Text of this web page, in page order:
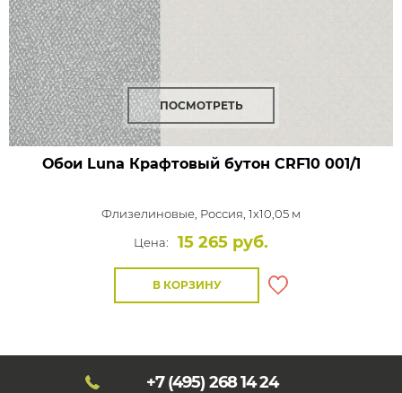
ПОСМОТРЕТЬ
Обои Luna Крафтовый бутон CRF10 001/1
Флизелиновые, Россия, 1x10,05 м
Цена:
15 265 руб.
В КОРЗИНУ
+7 (495) 268 14 24